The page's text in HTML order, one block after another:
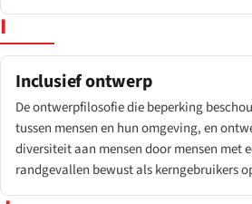
I
Inclusief ontwerp
De ontwerpfilosofie die beperking
tussen mensen en hun omgeving, en
diversiteit aan mensen door mensen met
randgevallen bewust als kerngebruikers